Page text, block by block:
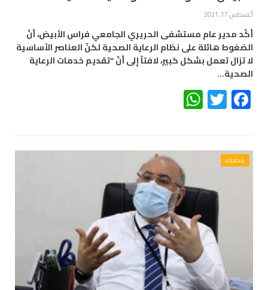
أغسطس 17, 2021
أكّد مدير عام مستشفى الحريري الجامعي فراس الأبيض، أنّ
الضغوط هائلة على نظام الرعاية الصحية لكنّ العناصر الأساسية
لا تزال تعمل بشكل كبير، لافتاً إلى أنّ “تقديم خدمات الرعاية
الصحية…
Facebook
Twitter
محليات